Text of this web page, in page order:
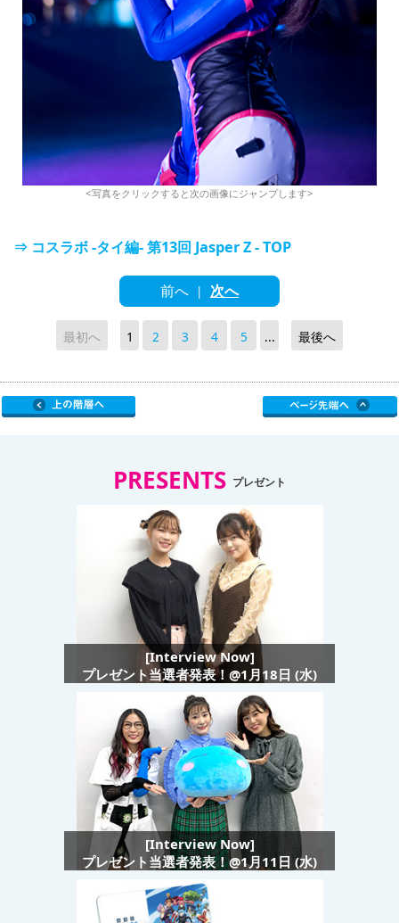
<写真をクリックすると次の画像にジャンプします>
⇒ コスラボ -タイ編- 第13回 Jasper Z - TOP
前へ | 次へ
最初へ 1 2 3 4 5 ... 最後へ
PRESENTS プレゼント
[Interview Now]
プレゼント当選者発表！@1月18日 (水)
[Interview Now]
プレゼント当選者発表！@1月11日 (水)